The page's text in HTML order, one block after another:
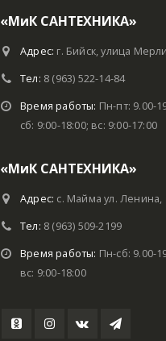
«МиК САНТЕХНИКА»
Адрес: г. Бийск, улица
Тел: 8 (963) 522-14-84
Время работы: Пн-пт: 9.00-
сб: 9:00-18:00; вс: 9:00-17:00
«МиК САНТЕХНИКА»
Адрес: с. Майма ул. Ленина,
Тел: 8 (963) 509-2199
Время работы: Пн-сб: 9.00-
вс: 9:00-18:00